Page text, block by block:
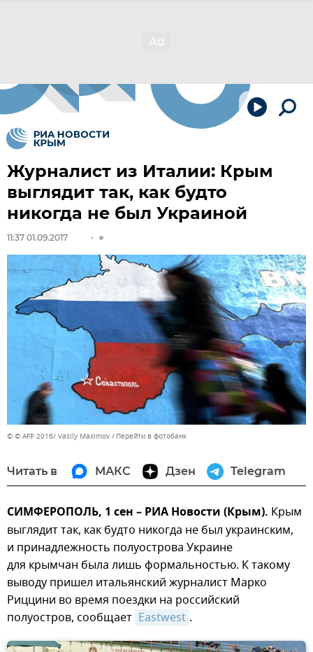
Журналист из Италии: Крым
выглядит так, как будто
никогда не был Украиной
11:37 01.09.2017
© © AFP 2016/ Vasily Maximov Перейти в фотобанк
Читать в МАКС Дзен Telegram
СИМФЕРОПОЛЬ, 1 сен – РИА Новости (Крым). Крым
выглядит так, как будто никогда не был украинским,
и принадлежность полуострова Украине
для крымчан была лишь формальностью. К такому
выводу пришел итальянский журналист Марко
Риццини во время поездки на российский
полуостров, сообщает Eastwest .